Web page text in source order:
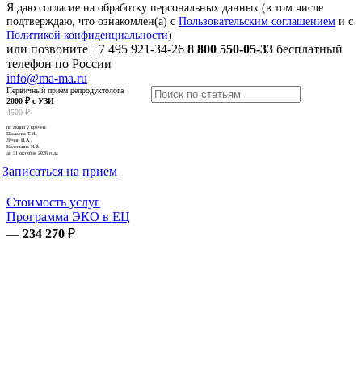
Я даю согласие на обработку персональных данных (в том числе
подтверждаю, что ознакомлен(а) с Пользовательским соглашением и с
Политикой конфиденциальности)
или позвоните +7 495 921-34-26 8 800 550-05-33 бесплатный
телефон по России
info@ma-ma.ru
Первичный прием репродуктолога
2000 ₽ с УЗИ
4500 ₽
по акции у врачей:
Шалаева Т.И.,
Лучин И.А.,
Коленкина И.В.
до 31 октября 2026 года
Записаться на прием
Стоимость услуг
Программа ЭКО в ЕЦ
— 234 270 ₽